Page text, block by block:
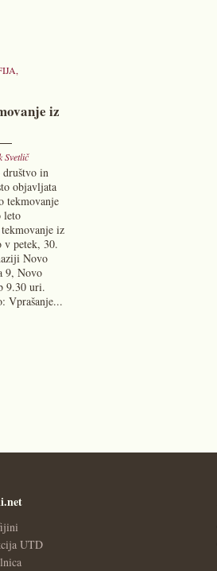
,
iz
Svetlič
društvo in
objavljata
tekmovanje
leto
iz
petek, 30.
Novo
9, Novo
9.30 uri.
Vprašanje...
UTD